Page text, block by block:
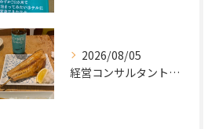
2026/08/05
経営コンサルタントのモーちゃん・毛利京申です。